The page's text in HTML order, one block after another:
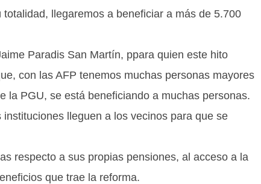
llegaremos a beneficiar a más de 5.700
Paradis San Martín, ppara quien este hito
con las AFP tenemos muchas personas mayores
la PGU, se está beneficiando a muchas personas.
lleguen a los vecinos para que se
respecto a sus propias pensiones, al acceso a la
que trae la reforma.